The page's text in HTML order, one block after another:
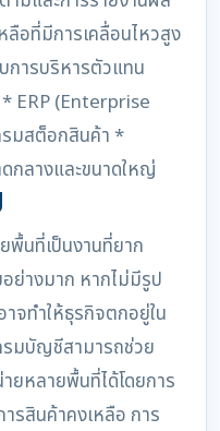
ลือที่มีการเคลื่อนไหวสูง
การบริหารตัวแทน
ERP (Enterprise
รมสต็อกสินค้า *
กลางและขนาดใหญ่
พื้นที่เป็นงานที่ยาก
ย่างมาก หากไม่มีรูป
จทำให้ธุรกิจตกอยู่ใน
มบัญชีสามารถช่วย
ยหลายพื้นที่ได้โดยการ
รสินค้าคงเหลือ การ